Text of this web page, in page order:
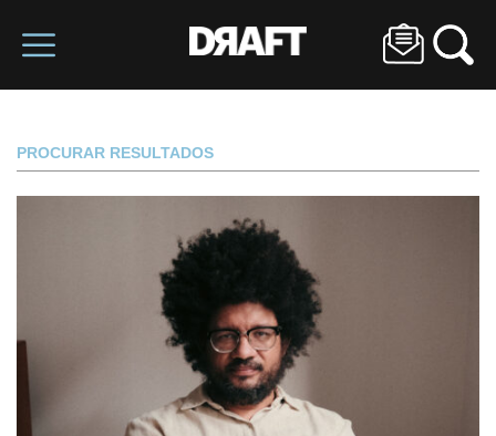
PROCURAR RESULTADOS